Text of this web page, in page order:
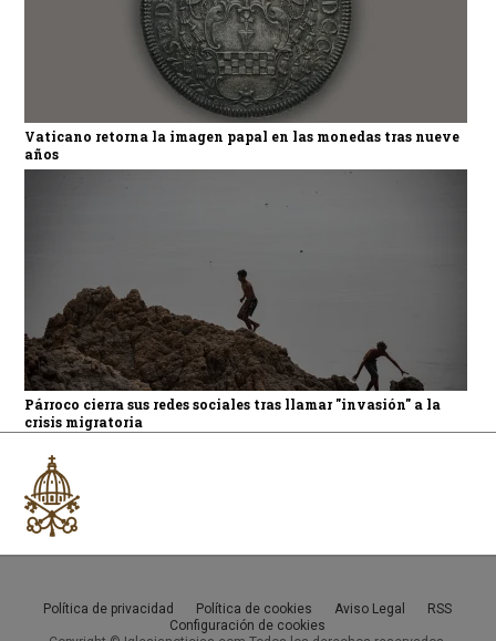
Vaticano retorna la imagen papal en las monedas tras nueve
años
Párroco cierra sus redes sociales tras llamar "invasión" a la
crisis migratoria
Política de privacidad Política de cookies Aviso Legal
RSS
Configuración de cookies